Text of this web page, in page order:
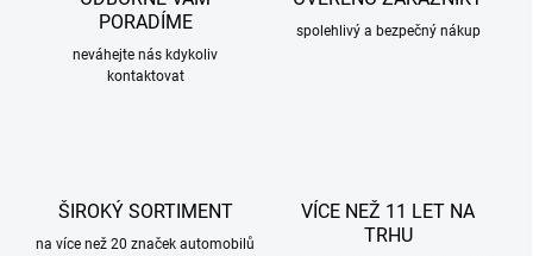
PORADÍME
neváhejte nás kdykoliv
kontaktovat
spolehlivý a bezpečný nákup
ŠIROKÝ SORTIMENT
na více než 20 značek automobilů
VÍCE NEŽ 11 LET NA
TRHU